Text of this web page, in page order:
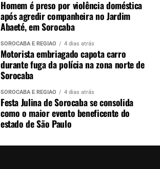
Homem é preso por violência doméstica
após agredir companheira no Jardim
Abaeté, em Sorocaba
SOROCABA E REGIÃO 4 dias atrás
Motorista embriagado capota carro
durante fuga da polícia na zona norte de
Sorocaba
SOROCABA E REGIÃO 4 dias atrás
Festa Julina de Sorocaba se consolida
como o maior evento beneficente do
estado de São Paulo